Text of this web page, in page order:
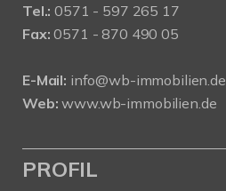
Tel.: 0571 - 597 265 17
Fax: 0571 - 870 490 05
E-Mail: info@wb-immobilien.de
Web: www.wb-immobilien.de
PROFIL